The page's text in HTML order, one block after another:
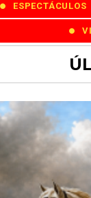
ESPECTÁCULOS